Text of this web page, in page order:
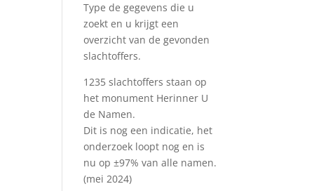
Type de gegevens die u
zoekt en u krijgt een
overzicht van de gevonden
slachtoffers.
1235 slachtoffers staan op
het monument Herinner U
de Namen.
Dit is nog een indicatie, het
onderzoek loopt nog en is
nu op ±97% van alle namen.
(mei 2024)